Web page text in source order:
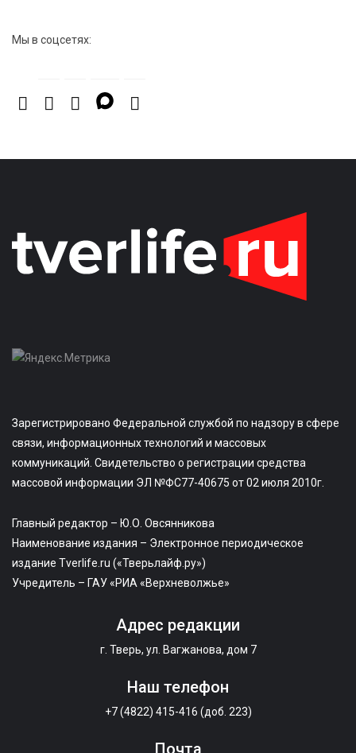
Мы в соцсетях:
Зарегистрировано Федеральной службой по надзору в сфере
связи, информационных технологий и массовых
коммуникаций. Свидетельство о регистрации средства
массовой информации ЭЛ №ФС77-40675 от 02 июля 2010г.
Главный редактор – Ю.О. Овсянникова
Наименование издания – Электронное периодическое
издание Tverlife.ru («Тверьлайф.ру»)
Учредитель – ГАУ «РИА «Верхневолжье»
Адрес редакции
г. Тверь, ул. Вагжанова, дом 7
Наш телефон
+7 (4822) 415-416 (доб. 223)
Почта